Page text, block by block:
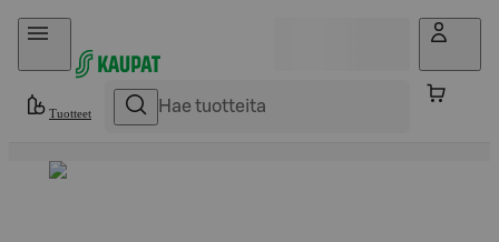
Hyppää sisältöön
Tuotteet